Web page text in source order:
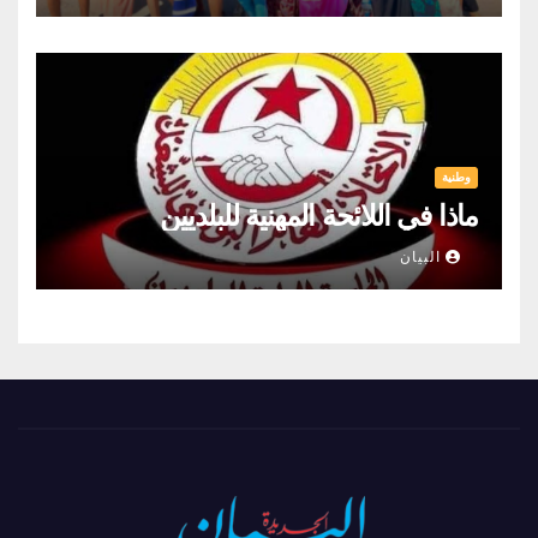
وطنية
ماذا في اللائحة المهنية للبلديين
البيان